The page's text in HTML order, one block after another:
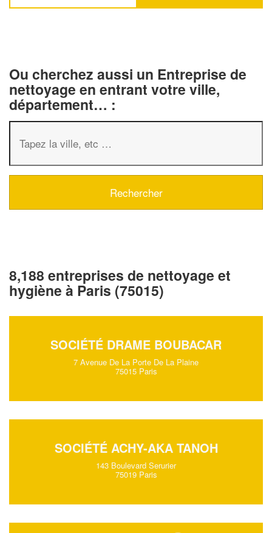
Ou cherchez aussi un Entreprise de
nettoyage en entrant votre ville,
département… :
8,188 entreprises de nettoyage et
hygiène à Paris (75015)
SOCIÉTÉ DRAME BOUBACAR
7 Avenue De La Porte De La Plaine
75015 Paris
SOCIÉTÉ ACHY-AKA TANOH
143 Boulevard Serurier
75019 Paris